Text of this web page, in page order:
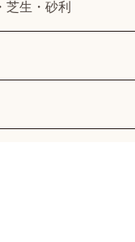
芝生・砂利